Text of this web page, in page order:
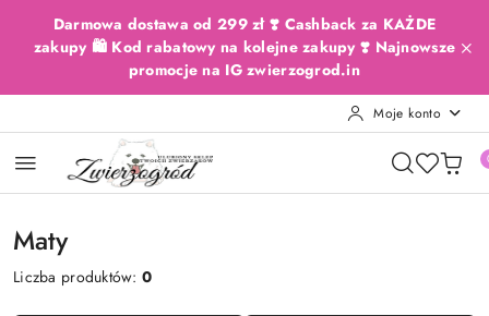
Przejdź do treści głównej
Przejdź do wyszukiwarki
Przejdź do moje konto
Przejdź do menu głównego
Przejdź do stopki
Darmowa dostawa od 299 zł ❣️ Cashback za KAŻDE
zakupy 🛍️ Kod rabatowy na kolejne zakupy ❣️ Najnowsze
promocje na IG zwierzogrod.in
Moje konto
Maty
Liczba produktów:0